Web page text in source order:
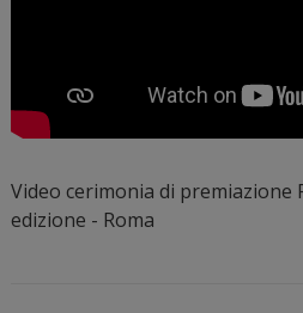
Video cerimonia di premiazione
edizione - Roma